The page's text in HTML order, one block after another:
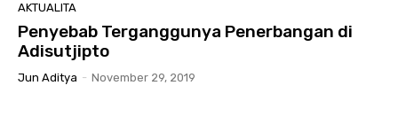
AKTUALITA
Penyebab Terganggunya Penerbangan di
Adisutjipto
Jun Aditya - November 29, 2019